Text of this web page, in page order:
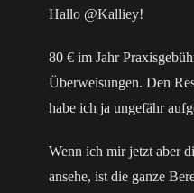
Hallo @Kalliey!
80 € im Jahr
Überweisungen. Den
habe ich ja ungefähr
Wenn ich mir jetzt aber
ansehe, ist die ganze